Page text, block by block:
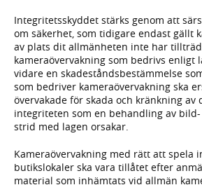
Integritetsskyddet stärks genom att
om säkerhet, som tidigare endast gällt
av plats dit allmänheten inte har
kameraövervakning som bedrivs enligt
vidare en skadeståndsbestämmelse
som bedriver kameraövervakning ska
övervakade för skada och kränkning av
integriteten som en behandling av
strid med lagen orsakar.
Kameraövervakning med rätt att spela
butikslokaler ska vara tillåtet efter
material som inhämtats vid allmän